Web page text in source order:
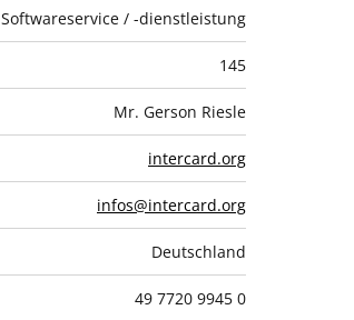
Softwareservice / -dienstleistung
145
Mr. Gerson Riesle
intercard.org
infos@intercard.org
Deutschland
49 7720 9945 0